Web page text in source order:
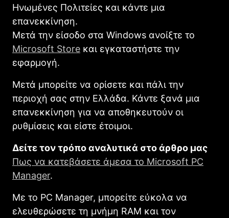
Ηνωμένες Πολιτείες και κάντε μια
επανεκκίνηση.
Μετά την είσοδο στα Windows ανοίξτε το
Microsoft Store και εγκαταστήστε την
εφαρμογή.
Μετά μπορείτε να ορίσετε και πάλι την
περιοχή σας στην Ελλάδα. Κάντε ξανά μια
επανεκκίνηση για να αποθηκευτούν οι
ρυθμίσεις και είστε έτοιμοι.
Δείτε τον τρόπο αναλυτικά στο άρθρο μας
Πως να κατεβάσετε άμεσα το Microsoft PC
Manager.
Με το PC Manager, μπορείτε εύκολα να
ελευθερώσετε τη μνήμη RAM και τον